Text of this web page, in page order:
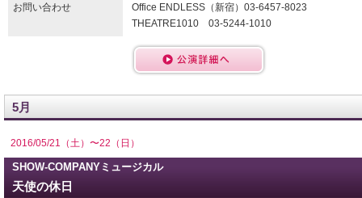
お問い合わせ
Office ENDLESS（新宿）03-6457-8023
THEATRE1010 03-5244-1010
5月
2016/05/21（土）〜22（日）
SHOW-COMPANYミュージカル
天使の休日